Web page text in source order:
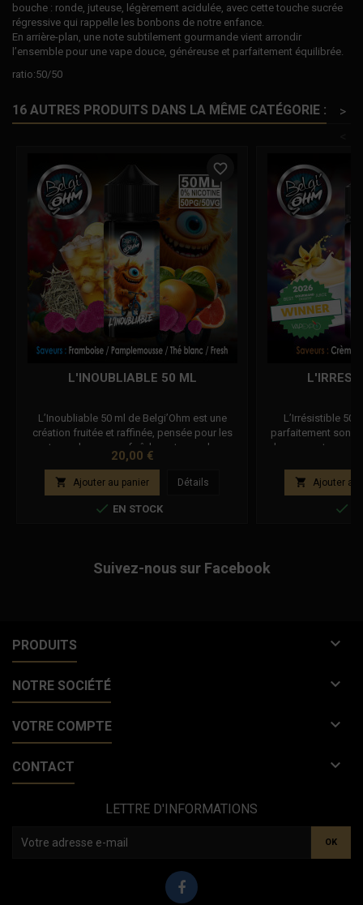
bouche : ronde, juteuse, légèrement acidulée, avec cette touche sucrée
régressive qui rappelle les bonbons de notre enfance.
En arrière-plan, une note subtilement gourmande vient arrondir
l’ensemble pour une vape douce, généreuse et parfaitement équilibrée.
ratio:50/50
16 AUTRES PRODUITS DANS LA MÊME CATÉGORIE :
>
L'INOUBLIABLE 50 ML
L’Inoubliable 50 ml de Belgi’Ohm est une
création fruitée et raffinée, pensée pour les
amateurs de saveurs fraîches et complexes.
Ce mélange unique associe la framboise
juteuse, le pamplemousse acidulé et la
délicatesse du thé blanc, relevés d’une touche
de fraîcheur légère. Le résultat est une vape
Prix
20,00 €
 Ajouter au panier Détails
 EN STOCK
favorite_border
L’Irrésistible 50
parfaitement son
douce, onctueuse
vanillée veloutée à
coque, pour une
caractère.
 Ajouter au

Suivez-nous sur Facebook
PRODUITS 
NOTRE SOCIÉTÉ 
VOTRE COMPTE 
CONTACT 
LETTRE D'INFORMATIONS